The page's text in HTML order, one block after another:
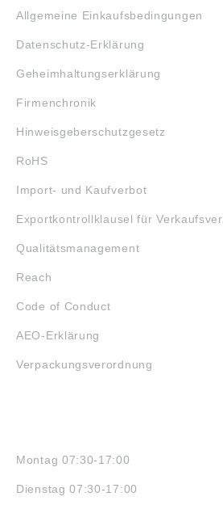
Allgemeine Einkaufsbedingungen
Datenschutz-Erklärung
Geheimhaltungserklärung
Firmenchronik
Hinweisgeberschutzgesetz
RoHS
Import- und Kaufverbot
Exportkontrollklausel für
Qualitätsmanagement
Reach
Code of Conduct
AEO-Erklärung
Verpackungsverordnung
Montag 07:30-17:00
Dienstag 07:30-17:00